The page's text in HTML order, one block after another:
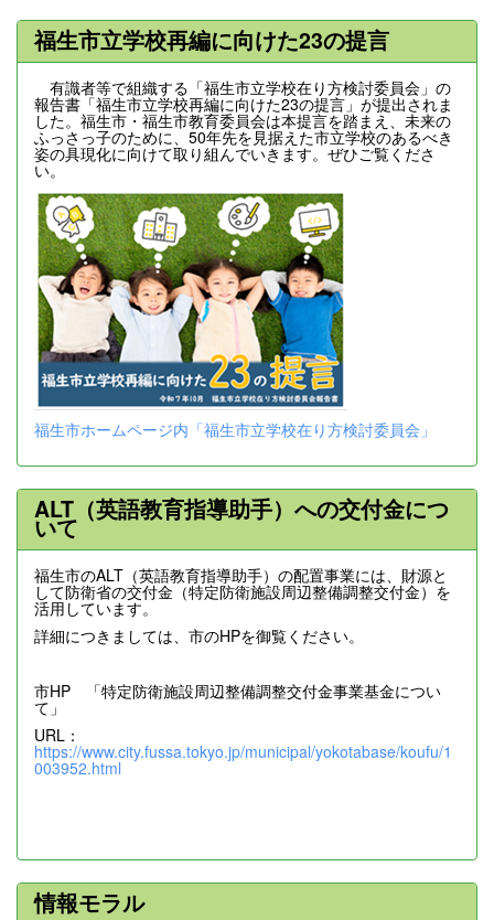
福生市立学校再編に向けた23の提言
有識者等で組織する「福生市立学校在り方検討委員会」の
報告書「福生市立学校再編に向けた23の提言」が提出されま
した。福生市・福生市教育委員会は本提言を踏まえ、未来の
ふっさっ子のために、50年先を見据えた市立学校のあるべき
姿の具現化に向けて取り組んでいきます。ぜひご覧くださ
い。
福生市ホームページ内「福生市立学校在り方検討委員会」
ALT（英語教育指導助手）への交付金につ
いて
福生市のALT（英語教育指導助手）の配置事業には、財源と
して防衛省の交付金（特定防衛施設周辺整備調整交付金）を
活用しています。
詳細につきましては、市のHPを御覧ください。
市HP 「特定防衛施設周辺整備調整交付金事業基金につい
て」
URL：
https://www.city.fussa.tokyo.jp/municipal/yokotabase/koufu/1
003952.html
情報モラル